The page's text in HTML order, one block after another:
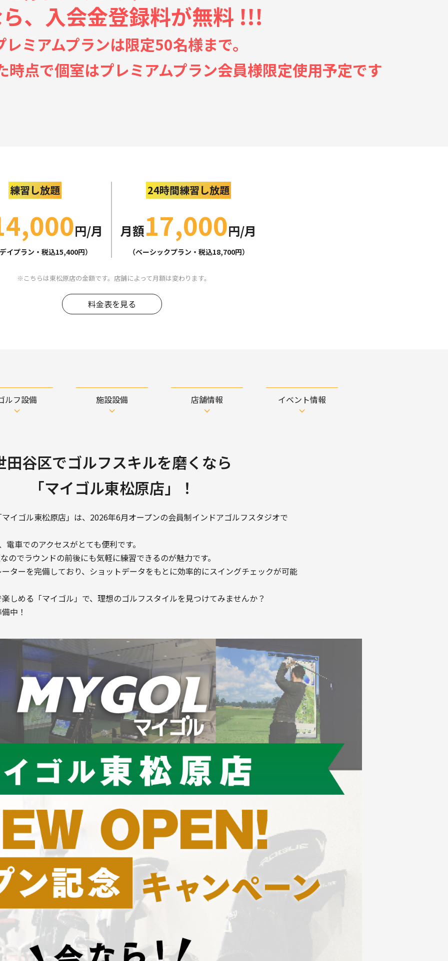
、入会金登録料が無料 !!!
ミアムプランは限定50名様まで。
点で個室はプレミアムプラン会員様限定使用予定です
練習し放題
円/月
イプラン・税込15,400円）
24時間練習し放題
月額17,000円/月
（ベーシックプラン・税込18,700円）
こちらは東松原店の金額です。店舗によって月額は変わります。
料金表を見る
ルフ設備 施設設備 店舗情報 イベント情報
田谷区でゴルフスキルを磨くなら
「マイゴル東松原店」！
イゴル東松原店」は、2026年6月オープンの会員制インドアゴルフスタジオで
車でのアクセスがとても便利です。
のでラウンドの前後にも気軽に練習できるのが魅力です。
ターを完備しており、ショットデータをもとに効率的にスイングチェックが可能
しめる「マイゴル」で、理想のゴルフスタイルを見つけてみませんか？
中！